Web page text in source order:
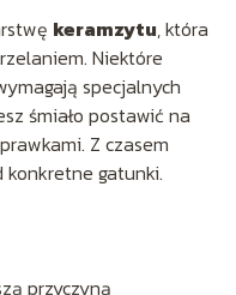
keramzytu, która
Niektóre
specjalnych
śmiało postawić na
Z czasem
gatunki.
przyczyną